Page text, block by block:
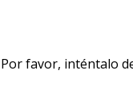
favor, inténtalo